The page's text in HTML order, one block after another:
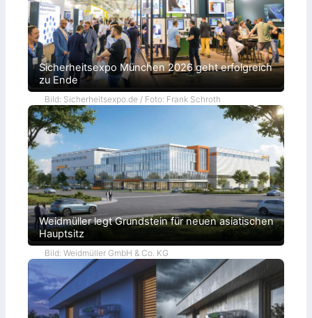
Sicherheitsexpo München 2026 geht erfolgreich
zu Ende
Bild: Sicherheitsexpo.de / Foto: Frank Schroth
Weidmüller legt Grundstein für neuen asiatischen
Hauptsitz
Bild: Weidmüller GmbH & Co. KG